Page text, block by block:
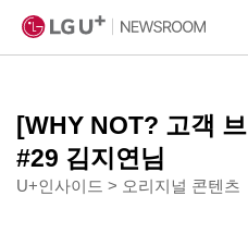
[WHY NOT? 고객
#29 김지연님
U+인사이드 > 오리지널 콘텐츠